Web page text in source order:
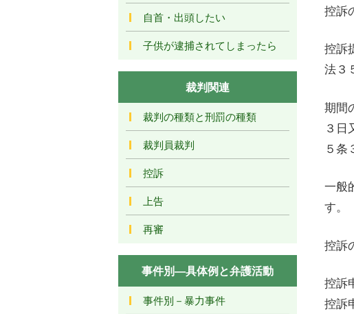
控訴
控訴
法３
期間
３日
５条
一般
す。
控訴
控訴
控訴
自首・出頭したい
子供が逮捕されてしまったら
裁判関連
裁判の種類と刑罰の種類
裁判員裁判
控訴
上告
再審
事件別―具体例と弁護活動
事件別－暴力事件